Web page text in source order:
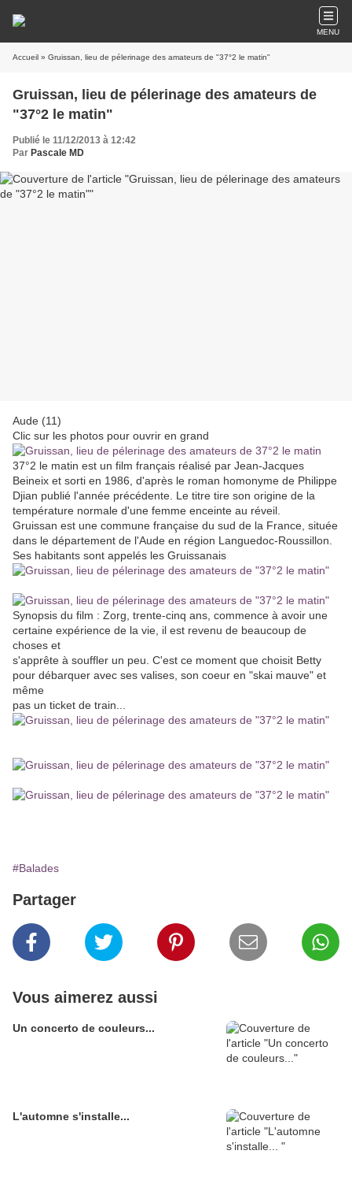
MENU
Accueil » Gruissan, lieu de pélerinage des amateurs de "37°2 le matin"
Gruissan, lieu de pélerinage des amateurs de
"37°2 le matin"
Publié le 11/12/2013 à 12:42
Par Pascale MD
Aude (11)
Clic sur les photos pour ouvrir en grand
37°2 le matin est un film français réalisé par Jean-Jacques
Beineix et sorti en 1986, d'après le roman homonyme de Philippe
Djian publié l'année précédente. Le titre tire son origine de la
température normale d'une femme enceinte au réveil.
Gruissan est une commune française du sud de la France, située
dans le département de l'Aude en région Languedoc-Roussillon.
Ses habitants sont appelés les Gruissanais
Synopsis du film : Zorg, trente-cinq ans, commence à avoir une
certaine expérience de la vie, il est revenu de beaucoup de
choses et
s'apprête à souffler un peu. C'est ce moment que choisit Betty
pour débarquer avec ses valises, son coeur en "skai mauve" et
même
pas un ticket de train...
#Balades
Partager
Vous aimerez aussi
Un concerto de couleurs...
L'automne s'installe...